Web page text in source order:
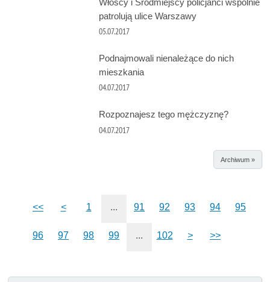
patrolują ulice Warszawy
05.07.2017
Podnajmowali nienależące do nich
mieszkania
04.07.2017
Rozpoznajesz tego mężczyznę?
04.07.2017
Archiwum »
<< < 1 ... 91 92 93 94 95
96 97 98 99 ... 102 > >>